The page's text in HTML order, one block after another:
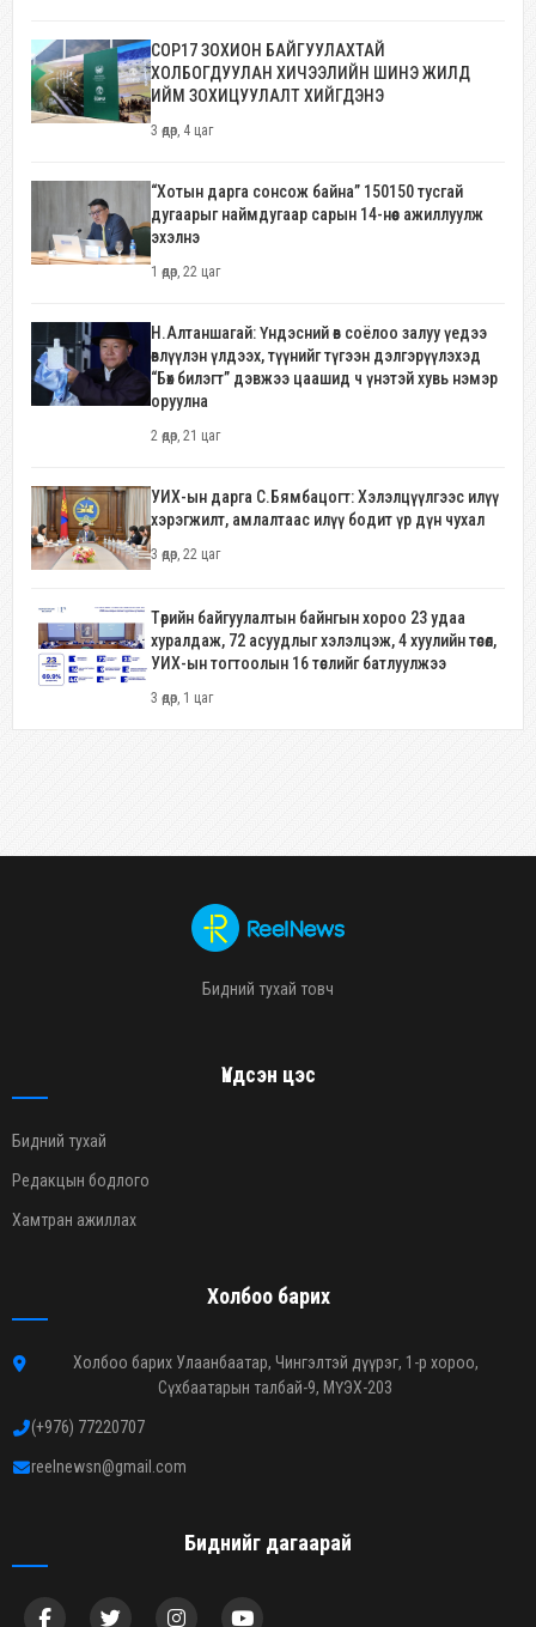
COP17 ЗОХИОН БАЙГУУЛАХТАЙ
ХОЛБОГДУУЛАН ХИЧЭЭЛИЙН ШИНЭ ЖИЛД
ИЙМ ЗОХИЦУУЛАЛТ ХИЙГДЭНЭ
3 өдөр, 4 цаг
“Хотын дарга сонсож байна” 150150 тусгай
дугаарыг наймдугаар сарын 14-нөөс ажиллуулж
эхэлнэ
1 өдөр, 22 цаг
Н.Алтаншагай: Үндэсний өв соёлоо залуу үедээ
өвлүүлэн үлдээх, түүнийг түгээн дэлгэрүүлэхэд
“Бөх билэгт” дэвжээ цаашид ч үнэтэй хувь нэмэр
оруулна
2 өдөр, 21 цаг
УИХ-ын дарга С.Бямбацогт: Хэлэлцүүлгээс илүү
хэрэгжилт, амлалтаас илүү бодит үр дүн чухал
3 өдөр, 22 цаг
Төрийн байгуулалтын байнгын хороо 23 удаа
хуралдаж, 72 асуудлыг хэлэлцэж, 4 хуулийн төсөл,
УИХ-ын тогтоолын 16 төслийг батлуулжээ
3 өдөр, 1 цаг
Бидний тухай товч
Үндсэн цэс
Бидний тухай
Редакцын бодлого
Хамтран ажиллах
Холбоо барих
Холбоо барих Улаанбаатар, Чингэлтэй дүүрэг, 1-р хороо,
Сүхбаатарын талбай-9, МҮЭХ-203
(+976) 77220707
reelnewsn@gmail.com
Биднийг дагаарай